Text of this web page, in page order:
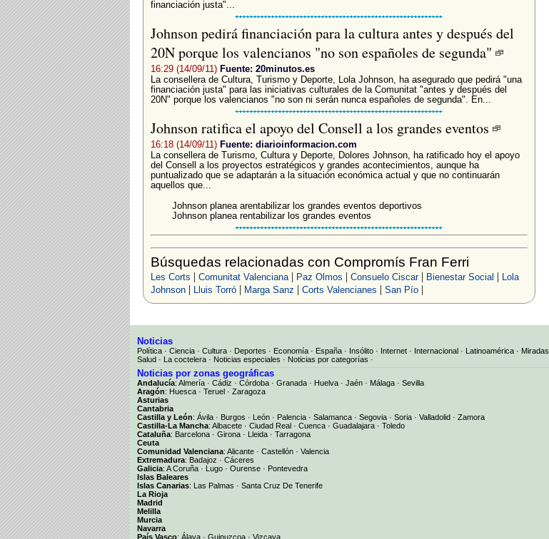
financiación justa"...
Johnson pedirá financiación para la cultura antes y después del
20N porque los valencianos "no son españoles de segunda"
16:29 (14/09/11) Fuente: 20minutos.es
La consellera de Cultura, Turismo y Deporte, Lola Johnson, ha asegurado que pedirá "una
financiación justa" para las iniciativas culturales de la Comunitat "antes y después del
20N" porque los valencianos "no son ni serán nunca españoles de segunda". En...
Johnson ratifica el apoyo del Consell a los grandes eventos
16:18 (14/09/11) Fuente: diarioinformacion.com
La consellera de Turismo, Cultura y Deporte, Dolores Johnson, ha ratificado hoy el apoyo
del Consell a los proyectos estratégicos y grandes acontecimientos, aunque ha
puntualizado que se adaptarán a la situación económica actual y que no continuarán
aquellos que...
Johnson planea arentabilizar los grandes eventos deportivos
Johnson planea rentabilizar los grandes eventos
Búsquedas relacionadas con Compromís Fran Ferri
Les Corts | Comunitat Valenciana| Paz Olmos | Consuelo Ciscar| Bienestar Social |
Lola
Johnson| Lluis Torró| Marga Sanz | Corts Valencianes | San Pío|
Noticias
Política · Ciencia · Cultura · Deportes · Economía · España · Insólito · Internet · Internacional · Latinoamérica · Miradas
Salud · La coctelera · Noticias especiales · Noticias por categorías ·
Noticias por zonas geográficas
Andalucía: Almería · Cádiz · Córdoba · Granada · Huelva · Jaén · Málaga · Sevilla
Aragón: Huesca · Teruel · Zaragoza
Asturias
Cantabria
Castilla y León: Ávila · Burgos · León · Palencia · Salamanca · Segovia · Soria · Valladolid · Zamora
Castilla-La Mancha: Albacete · Ciudad Real · Cuenca · Guadalajara · Toledo
Cataluña: Barcelona · Girona · Lleida · Tarragona
Ceuta
Comunidad Valenciana: Alicante · Castellón · Valencia
Extremadura: Badajoz · Cáceres
Galicia: A Coruña · Lugo · Ourense · Pontevedra
Islas Baleares
Islas Canarias: Las Palmas · Santa Cruz De Tenerife
La Rioja
Madrid
Melilla
Murcia
Navarra
País Vasco: Álava · Guipuzcoa · Vizcaya